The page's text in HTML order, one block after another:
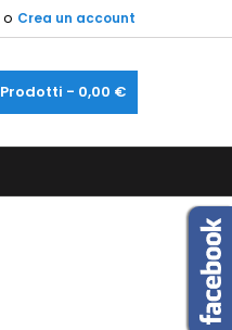
o Crea un account
Prodotti - 0,00 €